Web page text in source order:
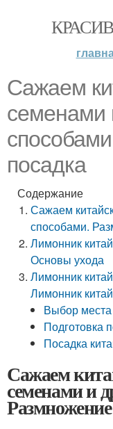
Сажаем
семенами
посадка
Содержание
Сажаем
способами.
Лимонник
Основы ухода
Лимонник
Лимонник
Выбор места
Подготовка
Посадка
Сажаем
семенами и